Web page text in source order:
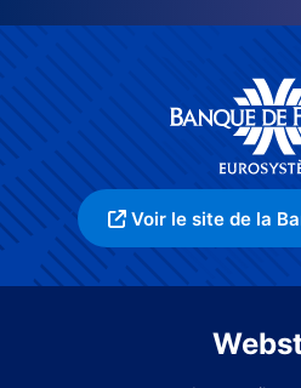
Voir le site de la